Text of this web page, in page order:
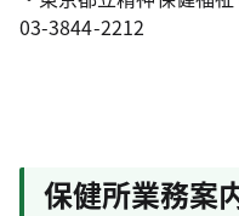
03-3844-2212
保健所業務案